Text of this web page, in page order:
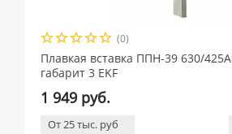
(0)
Плавкая вставка ППН-39 630/425А
габарит 3 EKF
1 949 руб.
От 25 тыс. руб